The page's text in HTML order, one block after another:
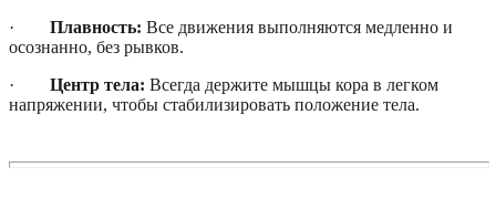
· Плавность: Все движения выполняются медленно и
осознанно, без рывков.
· Центр тела: Всегда держите мышцы кора в легком
напряжении, чтобы стабилизировать положение тела.